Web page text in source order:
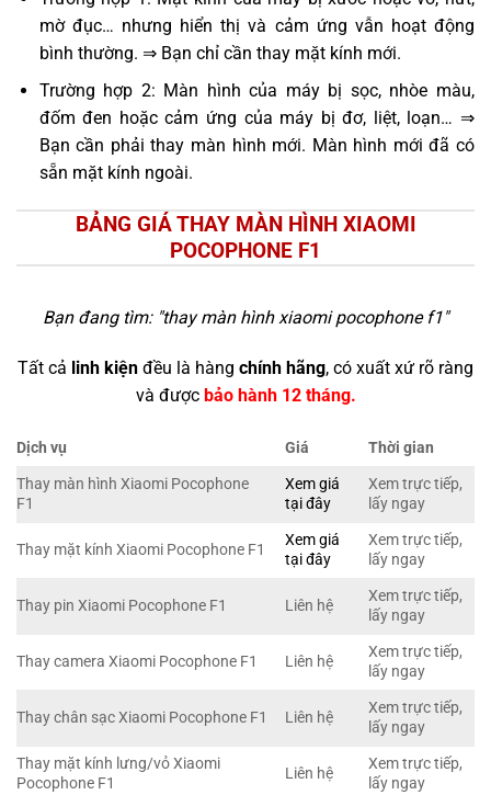
mờ đục… nhưng hiển thị và cảm ứng vẫn hoạt động
bình thường. ⇒ Bạn chỉ cần thay mặt kính mới.
Trường hợp 2: Màn hình của máy bị sọc, nhòe màu,
đốm đen hoặc cảm ứng của máy bị đơ, liệt, loạn… ⇒
Bạn cần phải thay màn hình mới. Màn hình mới đã có
sẵn mặt kính ngoài.
BẢNG GIÁ THAY MÀN HÌNH XIAOMI
POCOPHONE F1
Bạn đang tìm: "thay màn hình xiaomi pocophone f1"
Tất cả linh kiện đều là hàng chính hãng, có xuất xứ rõ ràng
và được bảo hành 12 tháng.
Dịch vụ Giá
Thời gian
Thay màn hình Xiaomi Pocophone
F1
Xem giá
tại đây
Xem trực tiếp,
lấy ngay
Thay mặt kính Xiaomi Pocophone F1
Xem giá
tại đây
Xem trực tiếp,
lấy ngay
Thay pin Xiaomi Pocophone F1 Liên hệ
Xem trực tiếp,
lấy ngay
Thay camera Xiaomi Pocophone F1 Liên hệ
Xem trực tiếp,
lấy ngay
Thay chân sạc Xiaomi Pocophone F1 Liên hệ
Xem trực tiếp,
lấy ngay
Thay mặt kính lưng/vỏ Xiaomi
Pocophone F1
Liên hệ
Xem trực tiếp,
lấy ngay